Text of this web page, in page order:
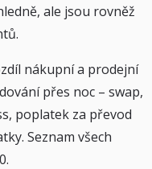
ale jsou rovněž
nákupní a prodejní
přes noc – swap,
poplatek za převod
Seznam všech